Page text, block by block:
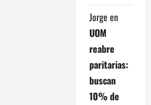
Jorge en
UOM
reabre
paritarias:
buscan
10% de